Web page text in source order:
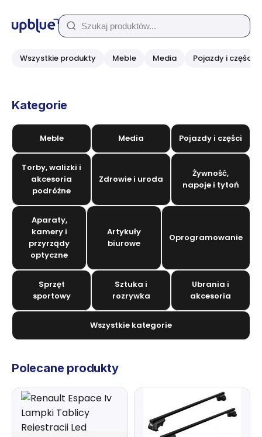
Wszystkie produkty Meble Media Pojazdy i części
Kategorie
Meble Media Pojazdy i części
Torby, walizki i
akcesoria
podróżne
Zdrowie i uroda
Żywność,
napoje i tytoń
Aparaty,
kamery i
przyrządy
optyczne
Artykuły
biurowe
Oprogramowanie
Sprzęt
sportowy
Sztuka i
rozrywka
Ubrania i
akcesoria
Wszystkie kategorie
Polecane produkty